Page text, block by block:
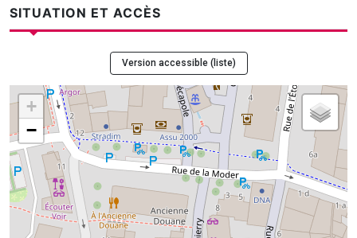
SITUATION ET ACCÈS
Version accessible (liste)
+
−